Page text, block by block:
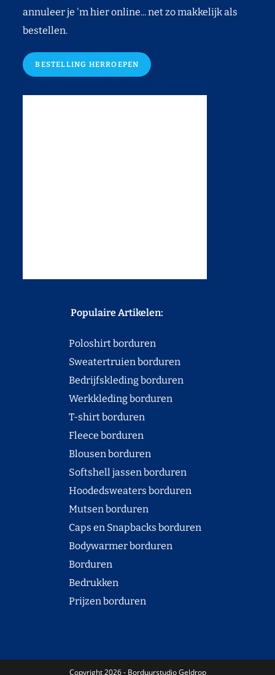
annuleer je 'm hier online... net zo makkelijk als
bestellen.
BESTELLING HERROEPEN
Populaire Artikelen:
Poloshirt borduren
Sweatertruien borduren
Bedrijfskleding borduren
Werkkleding borduren
T-shirt borduren
Fleece borduren
Blousen borduren
Softshell jassen borduren
Hoodedsweaters borduren
Mutsen borduren
Caps en Snapbacks borduren
Bodywarmer borduren
Borduren
Bedrukken
Prijzen borduren
Copyright 2026 - Borduurstudio Geldrop